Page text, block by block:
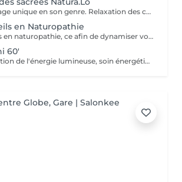
Expérience massage unique en son genre. Relaxation des corps et soin sonore au tambour, bols tibétains et vocale accompagné de notre partenaire bien-être : Anne
en Naturopathie
Ecoute et conseils en naturopathie, ce afin de dynamiser votre retour à la vitalité mentale et corporelle. (Anamnèse de votre mode de vie et de votre quotidien, et mise en place de votre plan "bien-être") Les conseils ou soins en naturopathie ne remplacent en aucun cas un traitement chez votre médecin. Chèque cadeau disponible (Montant de votre choix, celui-ci est à indiquer lors de votre demande) (Temps de séance facultatif)
60'
Remise en circulation de l'énergie lumineuse, soin énergétique. Chèque cadeau disponible (Montant de votre choix, celui-ci est à indiquer lors de votre demande)